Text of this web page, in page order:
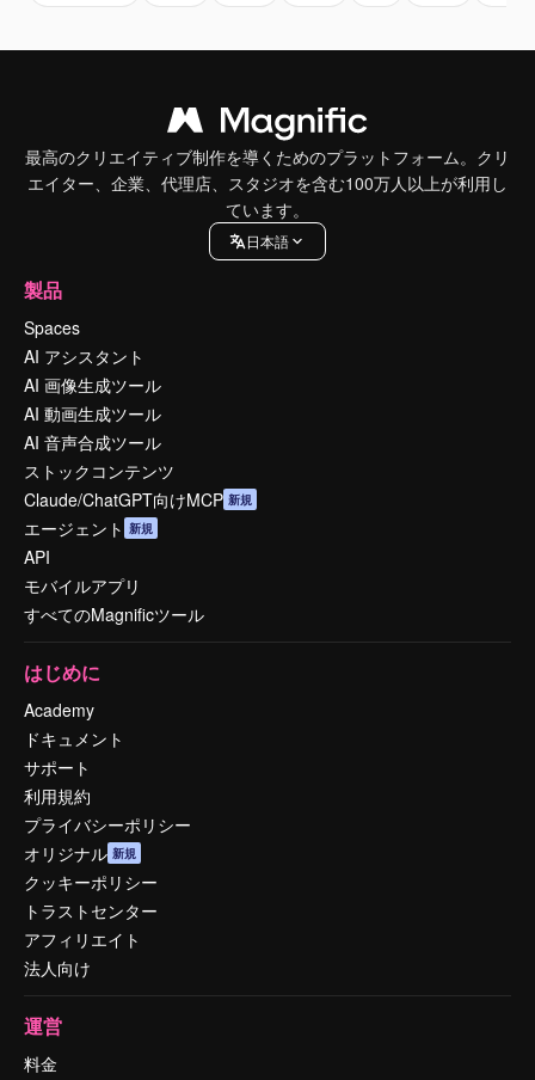
最高のクリエイティブ制作を導くためのプラットフォーム。クリ
エイター、企業、代理店、スタジオを含む100万人以上が利用し
ています。
日本語
製品
Spaces
AI アシスタント
AI 画像生成ツール
AI 動画生成ツール
AI 音声合成ツール
ストックコンテンツ
Claude/ChatGPT向けMCP 新規
エージェント 新規
API
モバイルアプリ
すべてのMagnificツール
はじめに
Academy
ドキュメント
サポート
利用規約
プライバシーポリシー
オリジナル 新規
クッキーポリシー
トラストセンター
アフィリエイト
法人向け
運営
料金